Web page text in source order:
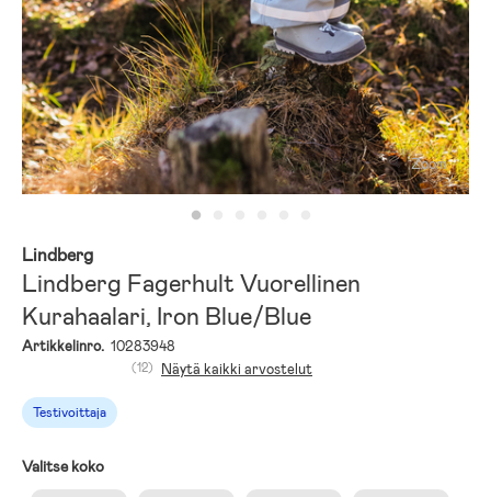
Zoom
Lindberg
Lindberg Fagerhult Vuorellinen
Kurahaalari, Iron Blue/Blue
Artikkelinro. 10283948
Testivoittaja
(12) Näytä kaikki arvostelut
Valitse koko